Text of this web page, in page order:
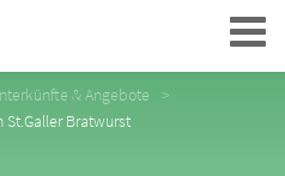
Navigation
& Angebote
St.Galler Bratwurst